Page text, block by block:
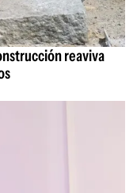
reaviva